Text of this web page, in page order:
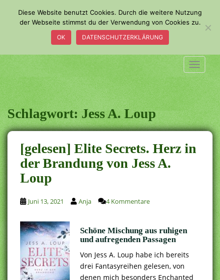
a
i
n
c
o
n
t
e
n
t
Schlagwort:Jess A. Loup
[gelesen] Elite Secrets. Herz in
der Brandung von Jess A.
Loup
Juni 13, 2021 Anja 4 Kommentare
Schöne Mischung aus ruhigen
und aufregenden Passagen
Von Jess A. Loup habe ich bereits
drei Fantasyreihen gelesen, von
denen mich besonders Enchanted
Diese Website benutzt Cookies. Durch die weitere Nutzung
der Webseite stimmst du der Verwendung von Cookies zu.
OK DATENSCHUTZERKLÄRUNG